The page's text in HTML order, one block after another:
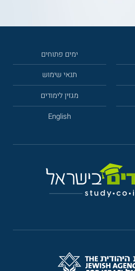
ימים פתוחים
תנאי שימוש
מגזין לימודים
English